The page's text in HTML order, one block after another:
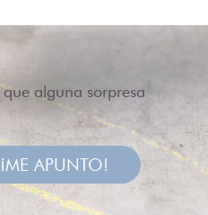
alguna sorpresa
¡ME APUNTO!